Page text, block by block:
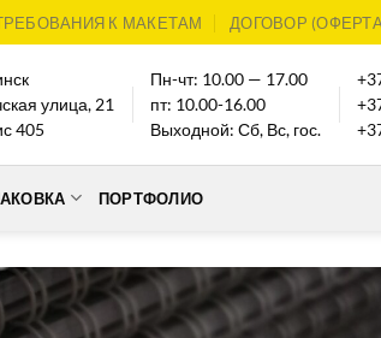
К МАКЕТАМ ДОГОВОР
улица, 21
405
Пн-чт: 10.00 — 17.00
пт: 10.00-16.00
Выходной: Сб, Вс, гос.
ПОРТФОЛИО